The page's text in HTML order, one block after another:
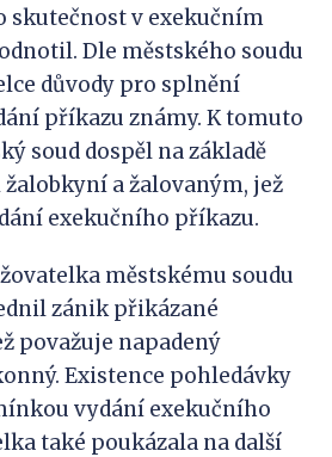
skutečnost v exekučním
Dle městského soudu
důvody pro splnění
příkazu známy. K tomuto
soud dospěl na základě
a žalovaným, jež
exekučního příkazu.
městskému soudu
zánik přikázané
považuje napadený
Existence pohledávky
vydání exekučního
také poukázala na další